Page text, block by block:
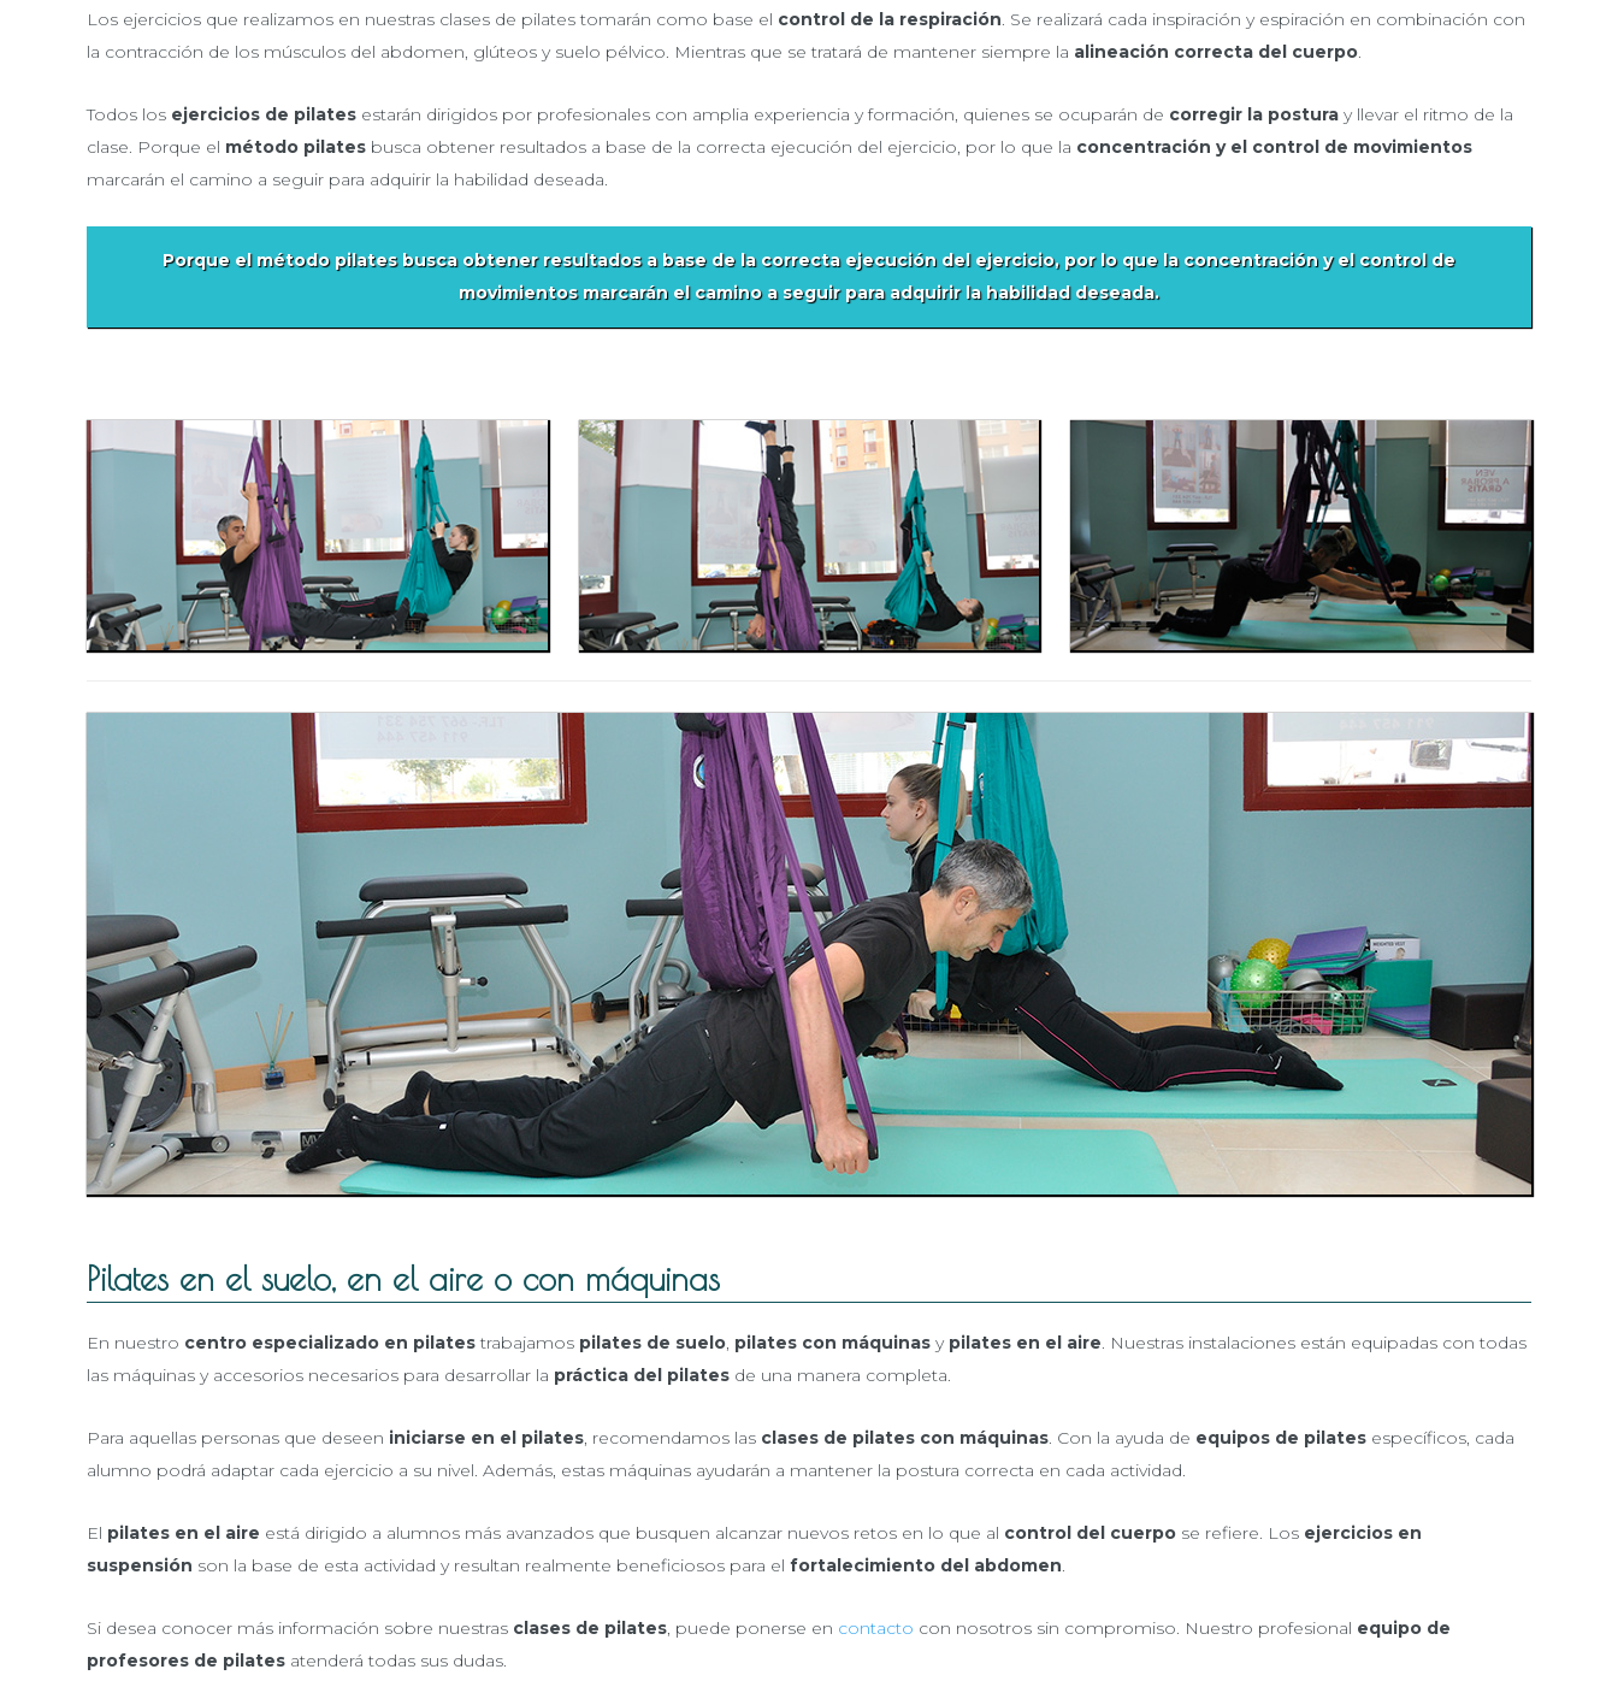
Los ejercicios que realizamos en nuestras clases de pilates tomarán como base el control de la respiración. Se realizará cada inspiración y espiración en combinación con
la contracción de los músculos del abdomen, glúteos y suelo pélvico. Mientras que se tratará de mantener siempre la alineación correcta del cuerpo.
Todos los ejercicios de pilates estarán dirigidos por profesionales con amplia experiencia y formación, quienes se ocuparán de corregir la postura y llevar el ritmo de la
clase. Porque el método pilates busca obtener resultados a base de la correcta ejecución del ejercicio, por lo que la concentración y el control de movimientos
marcarán el camino a seguir para adquirir la habilidad deseada.
Porque el método pilatesbusca obtener resultados a base de la correcta ejecución del ejercicio, por lo que la concentración y el control de
movimientosmarcarán el camino a seguir para adquirir la habilidad deseada.
Pilates en el suelo, en el aire o con máquinas
En nuestro centro especializado en pilatestrabajamos pilates de suelo, pilates con máquinas y pilates en el aire. Nuestras instalaciones están equipadas con todas
las máquinas y accesorios necesarios para desarrollar la práctica del pilates de una manera completa.
Para aquellas personas que deseen iniciarse en el pilates, recomendamos las clases de pilates con máquinas. Con la ayuda de equipos de pilates específicos, cada
alumno podrá adaptar cada ejercicio a su nivel. Además, estas máquinas ayudarán a mantener la postura correcta en cada actividad.
El pilates en el aire está dirigido a alumnos más avanzados que busquen alcanzar nuevos retos en lo que al control del cuerpo se refiere. Los ejercicios en
suspensión son la base de esta actividad y resultan realmente beneficiosos para el fortalecimiento del abdomen.
Si desea conocer más información sobre nuestras clases de pilates, puede ponerse en contacto con nosotros sin compromiso. Nuestro profesional equipo de
profesores de pilates atenderá todas sus dudas.